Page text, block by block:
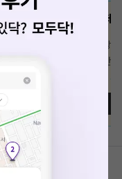
투데
정상
일반
8월